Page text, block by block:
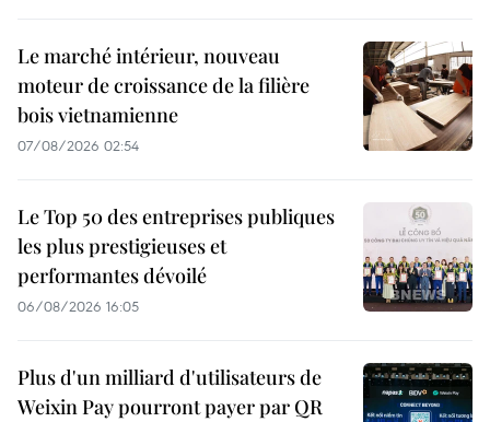
Le marché intérieur, nouveau
moteur de croissance de la filière
bois vietnamienne
07/08/2026 02:54
Le Top 50 des entreprises publiques
les plus prestigieuses et
performantes dévoilé
06/08/2026 16:05
Plus d'un milliard d'utilisateurs de
Weixin Pay pourront payer par QR